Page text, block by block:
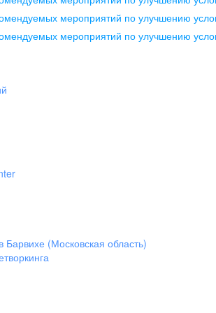
мероприятий по улучшению
мероприятий по улучшению
Барвихе (Московская область)